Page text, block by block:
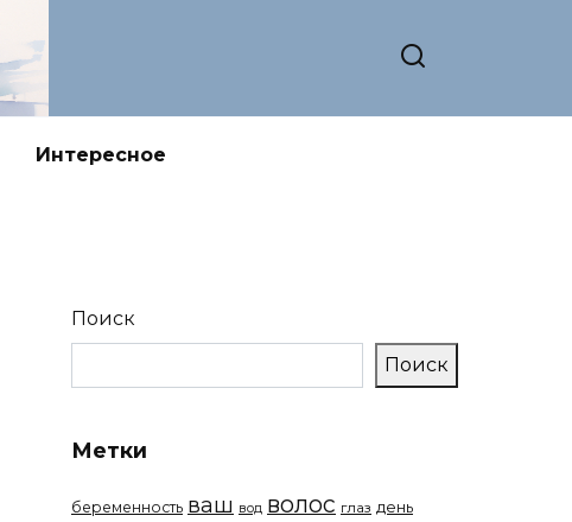
Интересное
Поиск
Поиск
Метки
беременность ваш вод волос глаз день